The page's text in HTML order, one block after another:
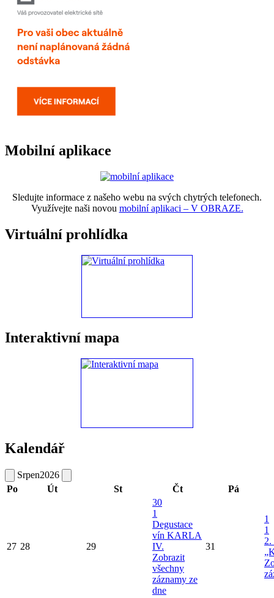
Mobilní aplikace
Sledujte informace z našeho webu na svých chytrých telefonech.
Využívejte naši novou mobilní aplikaci – V OBRAZE.
Virtuální prohlídka
Interaktivní mapa
Kalendář
Srpen2026
Po
Út St Čt Pá
27 28 29
30
1
Degustace
vín KARLA
IV.
Zobrazit
všechny
záznamy ze
dne
31
1
1
2.